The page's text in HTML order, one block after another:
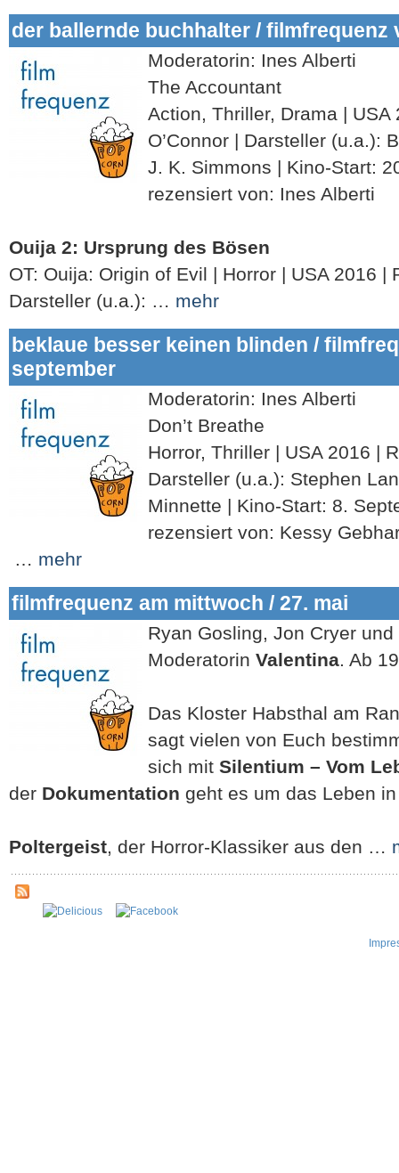
der ballernde buchhalter / filmfrequenz
Moderatorin: Ines Alberti
The Accountant
Action, Thriller, Drama | USA
O’Connor | Darsteller (u.a.):
J. K. Simmons | Kino-Start:
rezensiert von: Ines Alberti
Ouija 2: Ursprung des Bösen
OT: Ouija: Origin of Evil | Horror | USA 2016 |
Darsteller (u.a.): … mehr
beklaue besser keinen blinden /
september
Moderatorin: Ines Alberti
Don’t Breathe
Horror, Thriller | USA 2016 |
Darsteller (u.a.): Stephen
Minnette | Kino-Start: 8.
rezensiert von: Kessy
… mehr
filmfrequenz am mittwoch / 27. mai
Ryan Gosling, Jon Cryer
Moderatorin Valentina. Ab
Das Kloster Habsthal am
sagt vielen von Euch
sich mit Silentium – Vom
der Dokumentation geht es um das Leben
Poltergeist, der Horror-Klassiker aus den …